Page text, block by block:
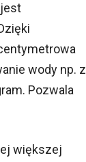
wody np. z
Pozwala
większej